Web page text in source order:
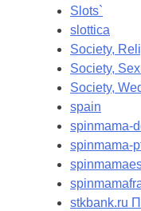
Slots`
slottica
Society,
Society,
Society,
spain
spinmama-
spinmama-
stkbank.ru